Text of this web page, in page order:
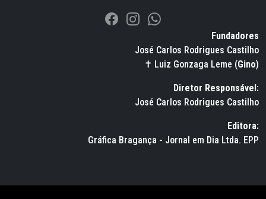
Fundadores
José Carlos Rodrigues Castilho
✝ Luiz Gonzaga Leme (Gino)
Diretor Responsável:
José Carlos Rodrigues Castilho
Editora:
Gráfica Bragança - Jornal em Dia Ltda. EPP